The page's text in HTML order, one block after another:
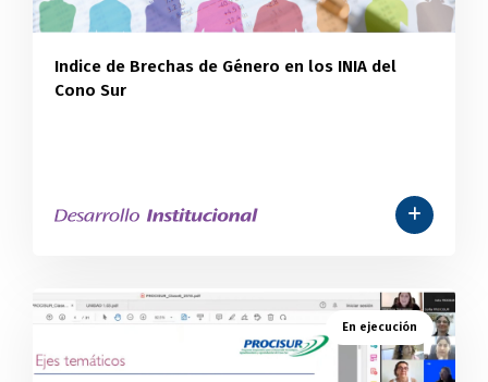
Indice de Brechas de Género en los INIA del
Cono Sur
En ejecución